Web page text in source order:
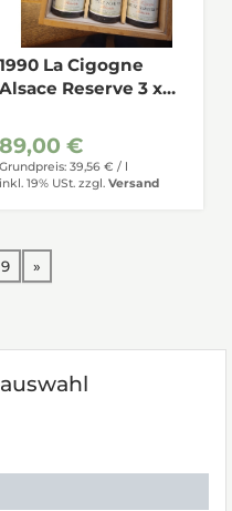
1990 La Cigogne
Alsace Reserve 3 x
89,00 €
Grundpreis: 39,56 € /
inkl. 19% USt. zzgl. Versand
9 nächste Seite
»